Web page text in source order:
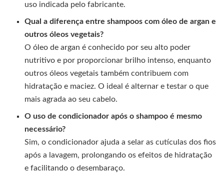
uso indicada pelo fabricante.
Qual a diferença entre shampoos com óleo de argan e
outros óleos vegetais?
O óleo de argan é conhecido por seu alto poder
nutritivo e por proporcionar brilho intenso, enquanto
outros óleos vegetais também contribuem com
hidratação e maciez. O ideal é alternar e testar o que
mais agrada ao seu cabelo.
O uso de condicionador após o shampoo é mesmo
necessário?
Sim, o condicionador ajuda a selar as cutículas dos fios
após a lavagem, prolongando os efeitos de hidratação
e facilitando o desembaraço.